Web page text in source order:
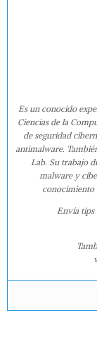
Es un conocido
Ciencias de la
de seguridad
antimalware.
Lab. Su trabajo
malware y
conocimiento
Envía tips